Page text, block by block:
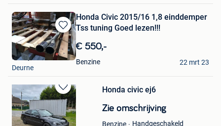
Bewaren
in
Mijn
Favorieten
Honda Civic 2015/16 1,8 einddemper
Tss tuning Goed lezen!!!
€ 550,-
Benzine
Busapower
Deurne
22 mrt 23
Bewaren
Mijn
Favorieten
Honda civic ej6
Zie omschrijving
Benzine
Handgeschakeld